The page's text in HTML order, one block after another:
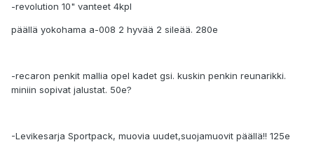
-revolution 10" vanteet 4kpl
päällä yokohama a-008 2 hyvää 2 sileää. 280e
-recaron penkit mallia opel kadet gsi. kuskin penkin reunarikki.
miniin sopivat jalustat. 50e?
-Levikesarja Sportpack, muovia uudet,suojamuovit päällä!! 125e